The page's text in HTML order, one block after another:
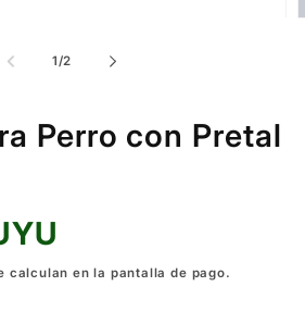
1/de
2
Perro con Pretal
calculan en la pantalla de pago.